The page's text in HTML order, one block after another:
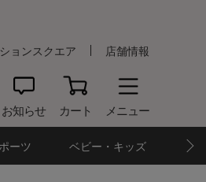
ョンスクエア 店舗情報
お知らせ カート メニュー
ーツ ベビー・キッズ